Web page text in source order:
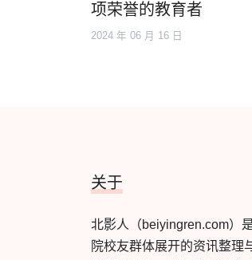
项荣誉的教育者
2024 年 06 月 16 日
关于
北影人（beiyingren.com）
院校友群体展开的资讯整理